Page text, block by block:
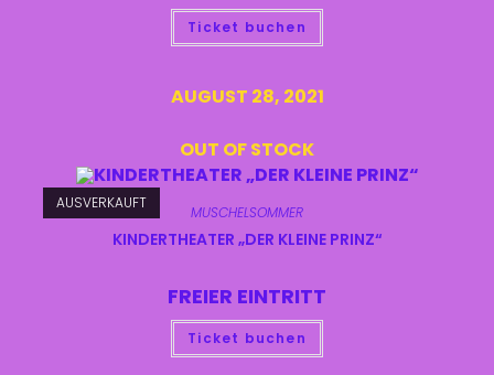
Ticket buchen
AUGUST 28, 2021
OUT OF STOCK
AUSVERKAUFT
MUSCHELSOMMER
KINDERTHEATER „DER KLEINE PRINZ“
FREIER EINTRITT
Ticket buchen